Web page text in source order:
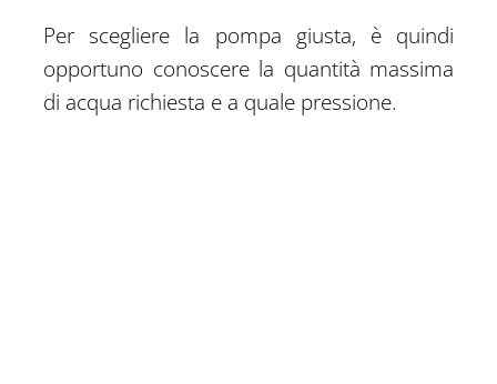
Per scegliere la pompa giusta, è quindi
opportuno conoscere la quantità massima
di acqua richiesta e a quale pressione.